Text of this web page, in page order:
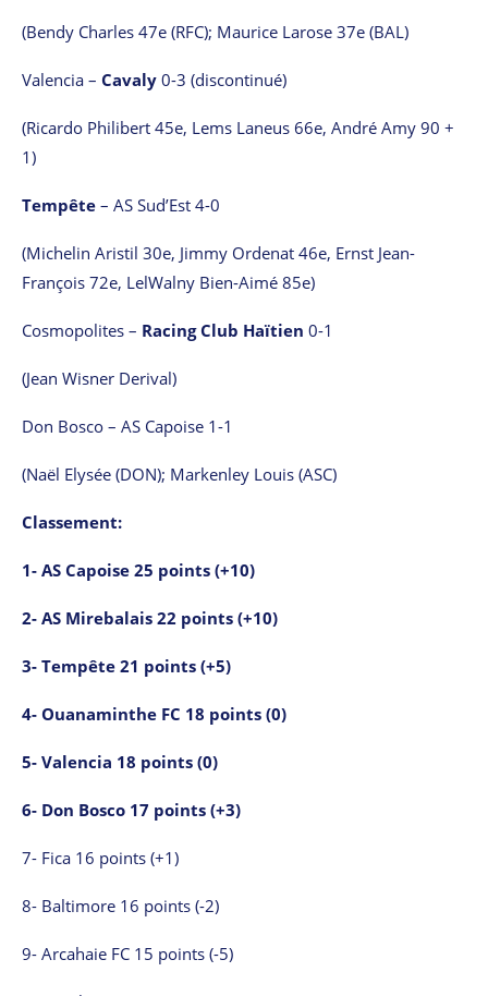
(Bendy Charles 47e (RFC); Maurice Larose 37e (BAL)
Valencia – Cavaly 0-3 (discontinué)
(Ricardo Philibert 45e, Lems Laneus 66e, André Amy 90 +
1)
Tempête – AS Sud’Est 4-0
(Michelin Aristil 30e, Jimmy Ordenat 46e, Ernst Jean-
François 72e, LelWalny Bien-Aimé 85e)
Cosmopolites – Racing Club Haïtien 0-1
(Jean Wisner Derival)
Don Bosco – AS Capoise 1-1
(Naël Elysée (DON); Markenley Louis (ASC)
Classement:
1- AS Capoise 25 points (+10)
2- AS Mirebalais 22 points (+10)
3- Tempête 21 points (+5)
4- Ouanaminthe FC 18 points (0)
5- Valencia 18 points (0)
6- Don Bosco 17 points (+3)
7- Fica 16 points (+1)
8- Baltimore 16 points (-2)
9- Arcahaie FC 15 points (-5)